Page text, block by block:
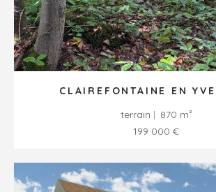
CLAIREFONTAINE EN
terrain
870 m²
199 000 €